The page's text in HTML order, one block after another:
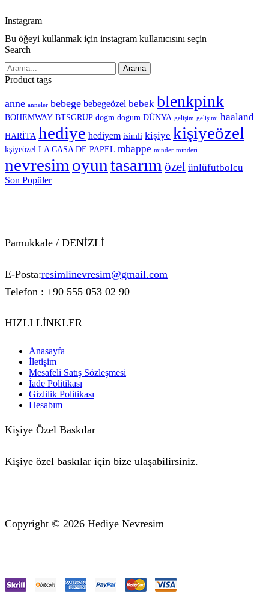
Instagram
Bu öğeyi kullanmak için instagram kullanıcısını seçin
Search
Arama
Product tags
anne anneler bebege bebegeözel bebek blenkpink
BOHEMWAY BTSGRUP dogm dogum DÜNYA gelişim gelişimi haaland
HARİTA hediye hediyem isimli kişiye kişiyeözel
kşiyeözel LA CASA DE PAPEL mbappe minder minderi
nevresim oyuntasarım özel ünlüfutbolcu
Son Popüler
Pamukkale / DENİZLİ
E-Posta:resimlinevresim@gmail.com
Telefon : +90 555 053 02 90
HIZLI LİNKLER
Anasayfa
İletişim
Mesafeli Satış Sözleşmesi
İade Politikası
Gizlilik Politikası
Hesabım
Kişiye Özel Baskılar
Kişiye özel baskılar için bize ulaşabilirsiniz.
Copyright © 2026 Hediye Nevresim